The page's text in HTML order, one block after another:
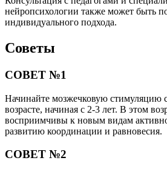
нейропсихологии также может быть
индивидуального подхода.
Советы
СОВЕТ №1
Начинайте мозжечковую стимуляцию
возрасте, начиная с 2-3 лет. В этом
восприимчивы к новым видам
развитию координации и равновесия.
СОВЕТ №2